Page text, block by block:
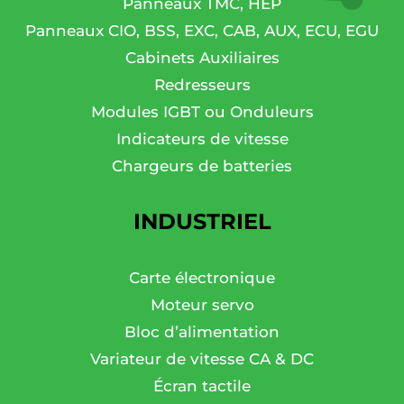
Panneaux TMC, HEP
Panneaux CIO, BSS, EXC, CAB, AUX, ECU, EGU
Cabinets Auxiliaires
Redresseurs
Modules IGBT ou Onduleurs
Indicateurs de vitesse
Chargeurs de batteries
INDUSTRIEL
Carte électronique
Moteur servo
Bloc d’alimentation
Variateur de vitesse CA & DC
Écran tactile